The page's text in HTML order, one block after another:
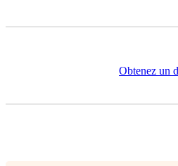
Obtenez un